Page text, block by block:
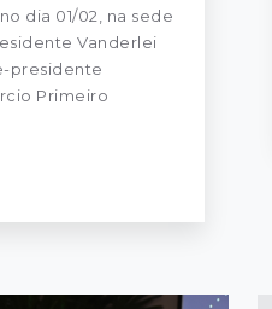
dia 01/02, na sede
Vanderlei
presidente
Primeiro